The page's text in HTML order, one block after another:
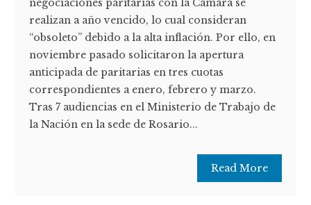
negociaciones paritarias con la Cámara se
realizan a año vencido, lo cual consideran
“obsoleto” debido a la alta inflación. Por ello, en
noviembre pasado solicitaron la apertura
anticipada de paritarias en tres cuotas
correspondientes a enero, febrero y marzo.
Tras 7 audiencias en el Ministerio de Trabajo de
la Nación en la sede de Rosario...
Read More